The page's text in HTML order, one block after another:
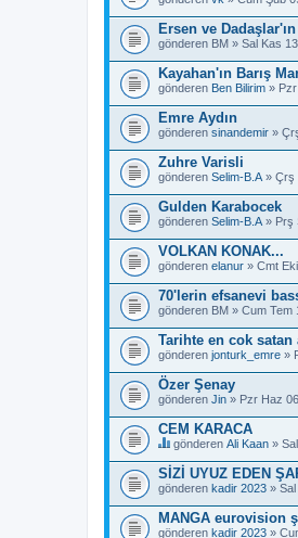
Ersen ve
gönderen BM » Sal Kas
Kayahan'ın Barış
gönderen Ben Bilirim »
Emre Aydın
gönderen sinandemir »
Zuhre Varisli
gönderen Selim-B.A » Çrş
Gulden Karabocek
gönderen Selim-B.A » Prş
VOLKAN KONAK...
gönderen elanur » Cmt
70'lerin efsanevi
gönderen BM » Cum Tem
Tarihte en cok
gönderen jonturk_emre »
Özer Şenay
gönderen Jin » Pzr Haz
CEM KARACA
B
u
b
a
ş
l
ı
gönderen Ali Kaan »
SİZİ UYUZ EDEN
gönderen kadir 2023 »
MANGA eurovision
gönderen kadir 2023 »